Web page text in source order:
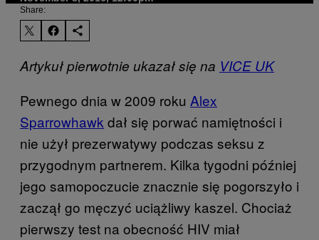
Share:
Artykuł pierwotnie ukazał się na VICE UK
Pewnego dnia w 2009 roku Alex
Sparrowhawk dał się porwać namiętności i
nie użył prezerwatywy podczas seksu z
przygodnym partnerem. Kilka tygodni później
jego samopoczucie znacznie się pogorszyło i
zaczął go męczyć uciążliwy kaszel. Chociaż
pierwszy test na obecność HIV miał